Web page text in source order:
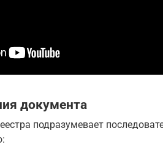
документа
подразумевает